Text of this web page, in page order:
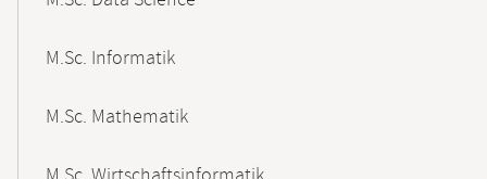
M.Sc. Informatik
M.Sc. Mathematik